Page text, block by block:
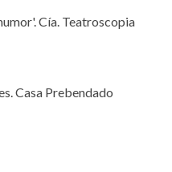
Cía. Teatroscopia
Casa Prebendado